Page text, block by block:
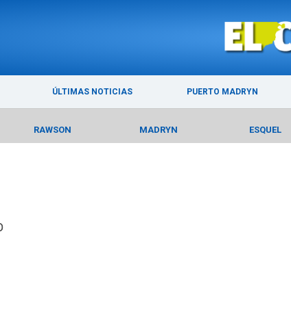
ÚLTIMAS NOTICIAS PUERTO MADRYN
RAWSON MADRYN ESQUEL